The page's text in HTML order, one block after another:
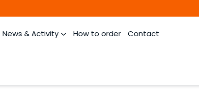
News & Activity How to order Contact